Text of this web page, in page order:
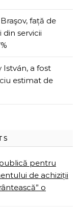
față de
servicii
István, a fost
estimat de
pentru
de achiziții
o